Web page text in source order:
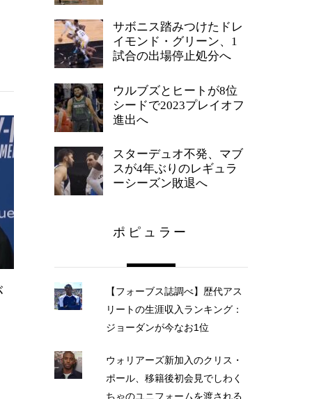
サボニス踏みつけたドレ
イモンド・グリーン、1
試合の出場停止処分へ
ウルブズとヒートが8位
シードで2023プレイオフ
進出へ
スターデュオ不発、マブ
スが4年ぶりのレギュラ
ーシーズン敗退へ
ポピュラー
【フォーブス誌調べ】歴代アス
リートの生涯収入ランキング：
ジョーダンが今なお1位
ウォリアーズ新加入のクリス・
ポール、移籍後初会見でしわく
ちゃのユニフォームを渡される